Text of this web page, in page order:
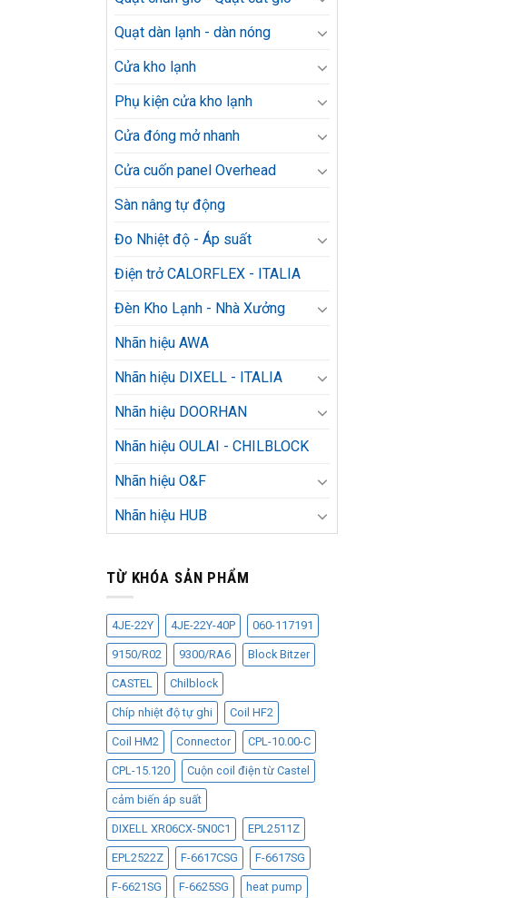
Quạt dàn lạnh - dàn nóng
Cửa kho lạnh
Phụ kiện cửa kho lạnh
Cửa đóng mở nhanh
Cửa cuốn panel Overhead
Sàn nâng tự động
Đo Nhiệt độ - Áp suất
Điện trở CALORFLEX - ITALIA
Đèn Kho Lạnh - Nhà Xưởng
Nhãn hiệu AWA
Nhãn hiệu DIXELL - ITALIA
Nhãn hiệu DOORHAN
Nhãn hiệu OULAI - CHILBLOCK
Nhãn hiệu O&F
Nhãn hiệu HUB
TỪ KHÓA SẢN PHẨM
4JE-22Y 4JE-22Y-40P 060-117191
9150/R02 9300/RA6 Block Bitzer
CASTEL Chilblock
Chíp nhiệt độ tự ghi Coil HF2
Coil HM2 Connector CPL-10.00-C
CPL-15.120 Cuộn coil điện từ Castel
cảm biến áp suất
DIXELL XR06CX-5N0C1 EPL2511Z
EPL2522Z F-6617CSG F-6617SG
F-6621SG F-6625SG heat pump